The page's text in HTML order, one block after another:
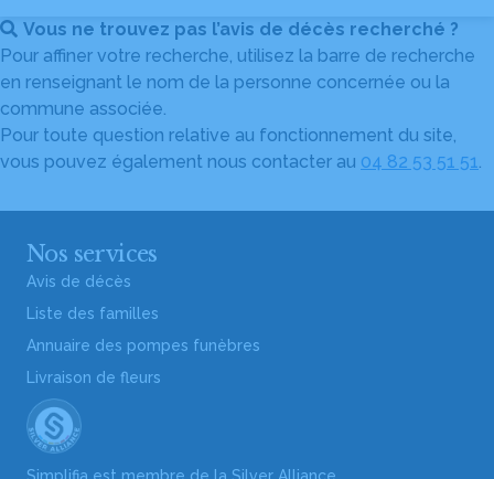
Vous ne trouvez pas l’avis de décès recherché ?
Pour affiner votre recherche, utilisez la barre de recherche
en renseignant le nom de la personne concernée ou la
commune associée.
Pour toute question relative au fonctionnement du site,
vous pouvez également nous contacter au 04 82 53 51 51.
Nos services
Avis de décès
Liste des familles
Annuaire des pompes funèbres
Livraison de fleurs